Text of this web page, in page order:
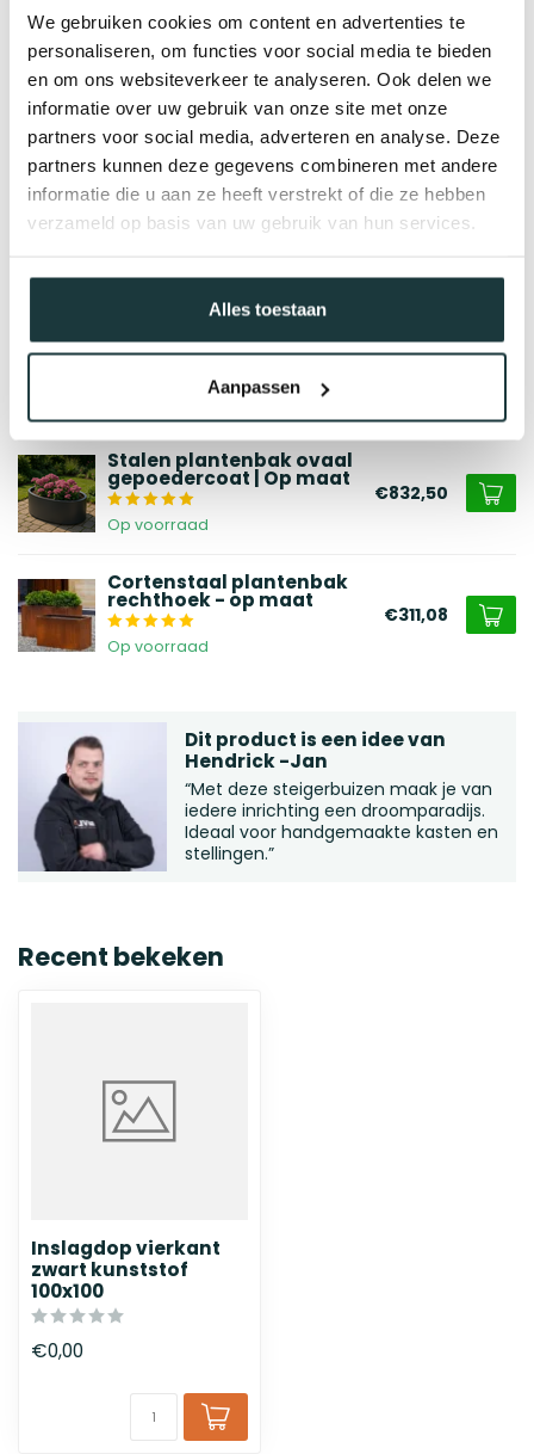
We gebruiken cookies om content en advertenties te
personaliseren, om functies voor social media te bieden
en om ons websiteverkeer te analyseren. Ook delen we
informatie over uw gebruik van onze site met onze
partners voor social media, adverteren en analyse. Deze
partners kunnen deze gegevens combineren met andere
informatie die u aan ze heeft verstrekt of die ze hebben
verzameld op basis van uw gebruik van hun services.
Alles toestaan
Aanpassen
Gerelateerde producten
Hekwerk Leusden | Recht
Op voorraad
Stalen plantenbak
gepoedercoat rechthoek
- op maat | Premium €256,67
Stalen plantenbak gecoat
vierkant - op maat |
Standaard €213,92
Stalen plantenbak ovaal
gepoedercoat | Op maat
Op voorraad
€832,50
Cortenstaal plantenbak
rechthoek - op maat
Op voorraad
€311,08
Dit product is een idee van
Hendrick -Jan
“Met deze steigerbuizen maak je van
iedere inrichting een droomparadijs.
Ideaal voor handgemaakte kasten en
stellingen.”
Recent bekeken
Inslagdop vierkant
zwart kunststof
100x100
€0,00